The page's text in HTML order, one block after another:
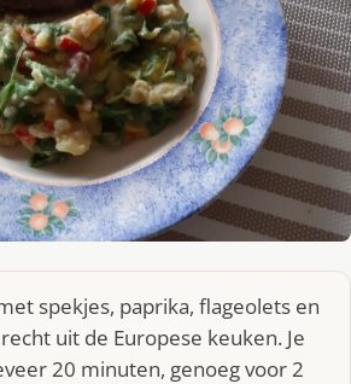
spekjes, paprika, flageolets en
uit de Europese keuken. Je
20 minuten, genoeg voor 2